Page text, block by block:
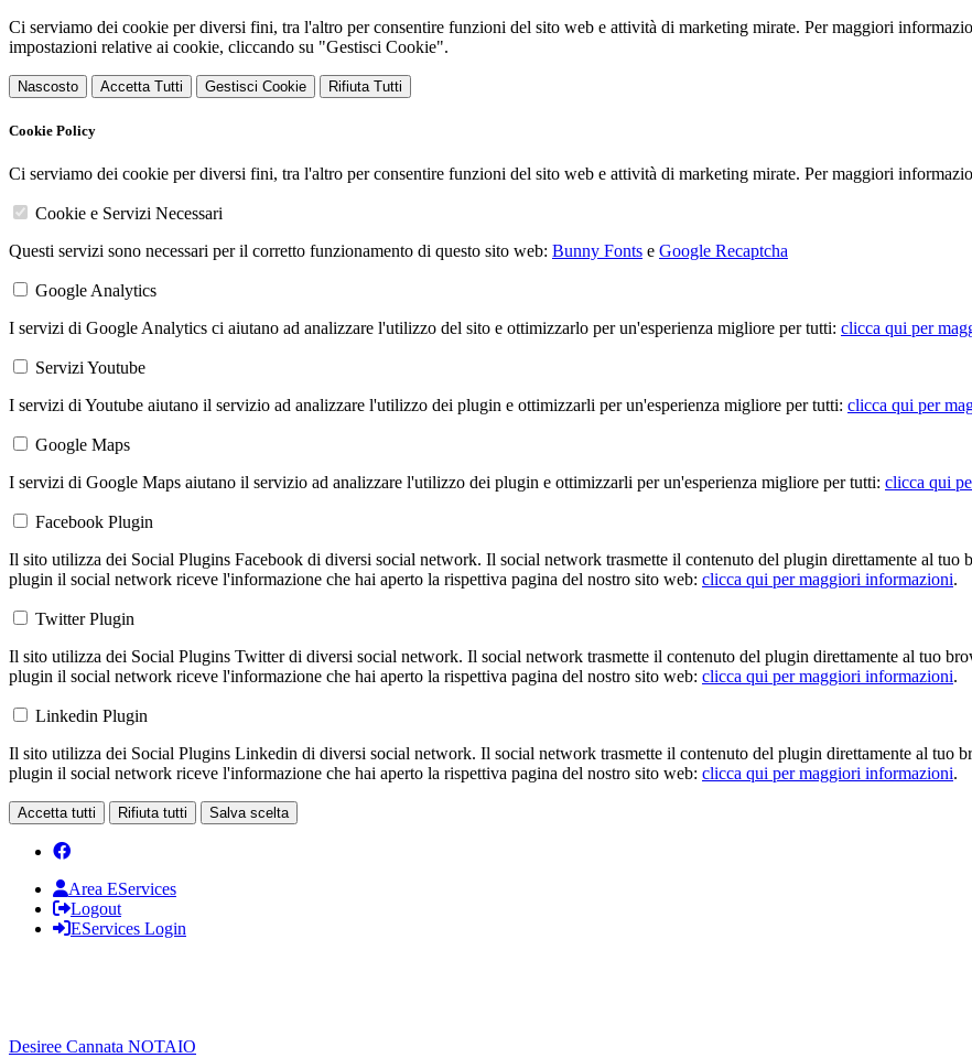
Ci serviamo dei cookie per diversi fini, tra l'altro per consentire funzioni del sito web e attività di marketing mirate. Per maggiori
impostazioni relative ai cookie, cliccando su "Gestisci Cookie".
Nascosto Accetta Tutti Gestisci Cookie Rifiuta Tutti
Cookie Policy
Ci serviamo dei cookie per diversi fini, tra l'altro per consentire funzioni del sito web e attività di marketing mirate. Per maggiori
Cookie e Servizi Necessari
Questi servizi sono necessari per il corretto funzionamento di questo sito web: Bunny Fonts e Google Recaptcha
Google Analytics
I servizi di Google Analytics ci aiutano ad analizzare l'utilizzo del sito e ottimizzarlo per un'esperienza migliore per tutti: clicca qui per
Servizi Youtube
I servizi di Youtube aiutano il servizio ad analizzare l'utilizzo dei plugin e ottimizzarli per un'esperienza migliore per tutti: clicca qui per
Google Maps
I servizi di Google Maps aiutano il servizio ad analizzare l'utilizzo dei plugin e ottimizzarli per un'esperienza migliore per tutti: clicca qui
Facebook Plugin
Il sito utilizza dei Social Plugins Facebook di diversi social network. Il social network trasmette il contenuto del plugin direttamente al tuo
plugin il social network riceve l'informazione che hai aperto la rispettiva pagina del nostro sito web: clicca qui per maggiori informazioni.
Twitter Plugin
Il sito utilizza dei Social Plugins Twitter di diversi social network. Il social network trasmette il contenuto del plugin direttamente al tuo
plugin il social network riceve l'informazione che hai aperto la rispettiva pagina del nostro sito web: clicca qui per maggiori informazioni.
Linkedin Plugin
Il sito utilizza dei Social Plugins Linkedin di diversi social network. Il social network trasmette il contenuto del plugin direttamente al tuo
plugin il social network riceve l'informazione che hai aperto la rispettiva pagina del nostro sito web: clicca qui per maggiori informazioni.
Accetta tutti Rifiuta tutti Salva scelta
Area EServices
Logout
EServices Login
Desiree Cannata NOTAIO